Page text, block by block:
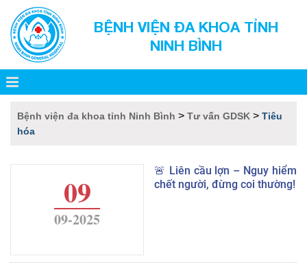
BỆNH VIỆN ĐA KHOA TỈNH
NINH BÌNH
Bệnh viện đa khoa tỉnh Ninh Bình > Tư vấn GDSK > Tiêu
hóa
09
09-2025
🚨 Liên cầu lợn – Nguy hiểm
chết người, đừng coi thường!